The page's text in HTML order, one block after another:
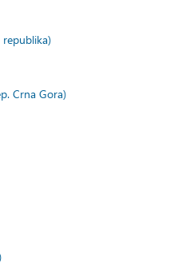
republika)
Crna Gora)